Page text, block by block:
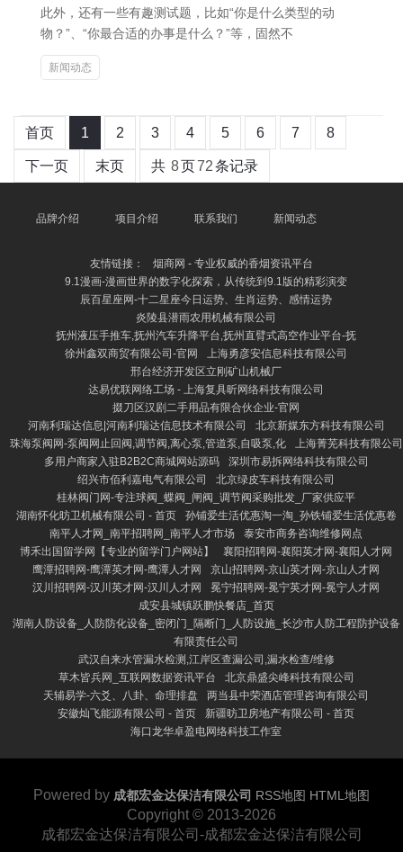
此外，还有一些有趣测试题，比如“你是什么类型的动
物？”、“你最合适的办事是什么？”等，固然不
新闻动态
首页 1 2 3 4 5 6 7 8
下一页 末页 共 8页72条记录
品牌介绍 项目介绍 联系我们 新闻动态
友情链接：
烟商网 - 专业权威的香烟资讯平台
9.1漫画-漫画世界的数字化探索，从传统到9.1版的精彩演变
辰百星座网-十二星座今日运势、生肖运势、感情运势
炎陵县潜雨农用机械有限公司
抚州液压手推车,抚州汽车升降平台,抚州直臂式高空作业平台-抚
徐州鑫双商贸有限公司-官网
上海勇彦安信息科技有限公司
邢台经济开发区立刚矿山机械厂
达易优联网络工场 - 上海复具昕网络科技有限公司
掇刀区汉剧二手用品有限合伙企业-官网
河南利瑞达信息|河南利瑞达信息技术有限公司
北京新媒东方科技有限公司
珠海泵阀网-泵阀网止回阀,调节阀,离心泵,管道泵,自吸泵,化
上海菁芜科技有限公司
多用户商家入驻B2B2C商城网站源码
深圳市易拆网络科技有限公司
绍兴市佰利嘉电气有限公司
北京绿皮车科技有限公司
桂林阀门网-专注球阀_蝶阀_闸阀_调节阀采购批发_厂家供应平
湖南怀化昉卫机械有限公司 - 首页
孙铺爱生活优惠淘一淘_孙铁铺爱生活优惠卷
南平人才网_南平招聘网_南平人才市场
泰安市商务咨询维修网点
博禾出国留学网【专业的留学门户网站】
襄阳招聘网-襄阳英才网-襄阳人才网
鹰潭招聘网-鹰潭英才网-鹰潭人才网
京山招聘网-京山英才网-京山人才网
汉川招聘网-汉川英才网-汉川人才网
冕宁招聘网-冕宁英才网-冕宁人才网
成安县城镇跃鹏快餐店_首页
湖南人防设备_人防防化设备_密闭门_隔断门_人防设施_长沙市人防工程防护设备
有限责任公司
武汉自来水管漏水检测,江岸区查漏公司,漏水检查/维修
草木皆兵网_互联网数据资讯平台
北京鼎盛尖峰科技有限公司
天辅易学-六爻、八卦、命理排盘
两当县中荣酒店管理咨询有限公司
安徽灿飞能源有限公司 - 首页
新疆昉卫房地产有限公司 - 首页
海口龙华卓盈电网络科技工作室
Powered by 成都宏金达保洁有限公司 RSS地图 HTML地图
Copyright © 2013-2026
成都宏金达保洁有限公司-成都宏金达保洁有限公司